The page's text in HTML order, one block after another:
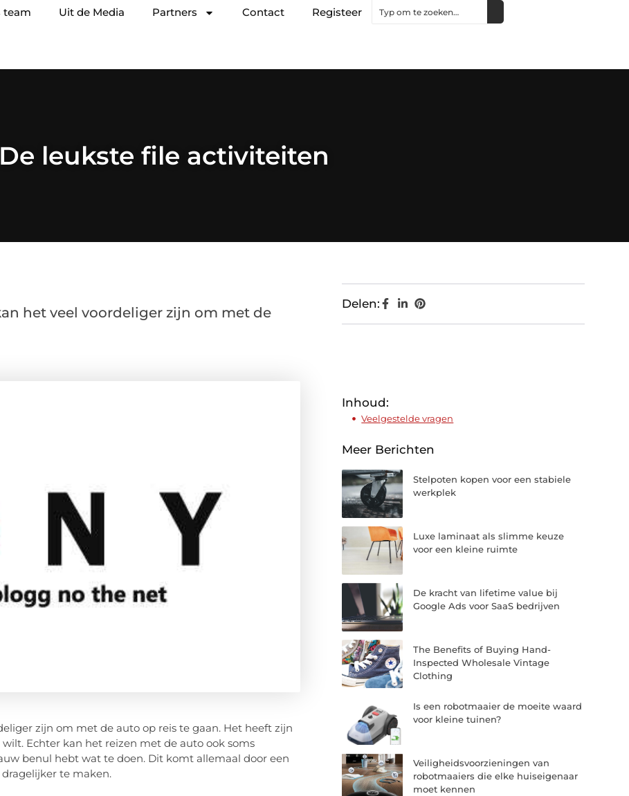
team Uit de Media Partners Contact Registeer
De leukste file activiteiten
het veel voordeliger zijn om met de
zijn om met de auto op reis te gaan. Het heeft zijn
Echter kan het reizen met de auto ook soms
benul hebt wat te doen. Dit komt allemaal door een
te maken.
Delen:
Inhoud:
Veelgestelde vragen
Meer Berichten
Stelpoten kopen voor een stabiele
werkplek
Luxe laminaat als slimme keuze
voor een kleine ruimte
De kracht van lifetime value bij
Google Ads voor SaaS bedrijven
The Benefits of Buying Hand-
Inspected Wholesale Vintage
Clothing
Is een robotmaaier de moeite waard
voor kleine tuinen?
Veiligheidsvoorzieningen van
robotmaaiers die elke huiseigenaar
moet kennen